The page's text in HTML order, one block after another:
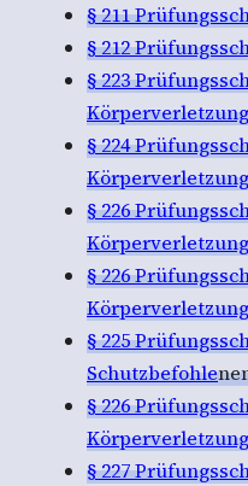
§ 211
§ 212
§ 223
Körperverletzung
§ 224
Körperverletzung
§ 226
Körperverletzung
§ 226
§ 225
Schutzbefohle
§ 226
§ 227